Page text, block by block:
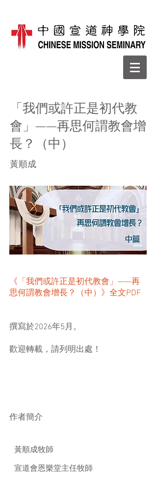
「我們或許正是初代教
會」——再思何謂教會增
長？（中）
黃順成
《「我們或許正是初代教會」——再
思何謂教會增長？（中）》全文PDF
撰寫於2026年5月。
​歡迎轉載，請列明出處！
​作者簡介
黃順成牧師
宣道會恩樂堂主任牧師